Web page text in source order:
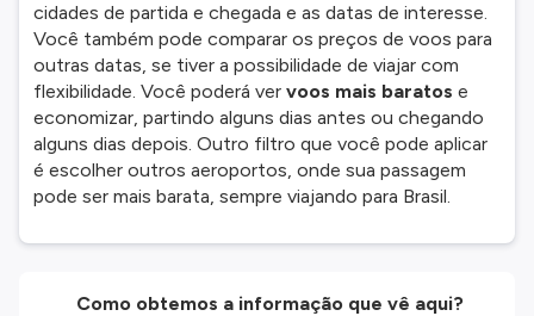
cidades de partida e chegada e as datas de interesse.
Você também pode comparar os preços de voos para
outras datas, se tiver a possibilidade de viajar com
flexibilidade. Você poderá ver voos mais baratos e
economizar, partindo alguns dias antes ou chegando
alguns dias depois. Outro filtro que você pode aplicar
é escolher outros aeroportos, onde sua passagem
pode ser mais barata, sempre viajando para Brasil.
Como obtemos a informação que vê aqui?